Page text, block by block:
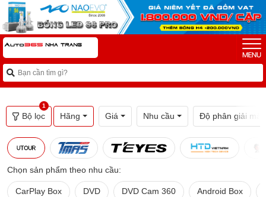
Bộ lọc
1
Hãng Giá Nhu cầu Độ phân giải
Chọn sản phẩm theo nhu cầu:
CarPlay Box DVD DVD Cam 360 Android Box